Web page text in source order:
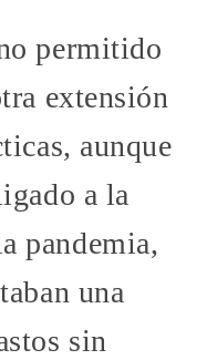
permitido
extensión
aunque
a la
pandemia,
una
sin